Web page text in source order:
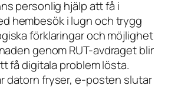
personlig hjälp att få i
hembesök i lugn och trygg
förklaringar och möjlighet
genom RUT-avdraget blir
få digitala problem lösta.
datorn fryser, e-posten slutar